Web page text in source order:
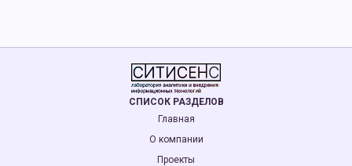
СПИСОК РАЗДЕЛОВ
Главная
О компании
Проекты